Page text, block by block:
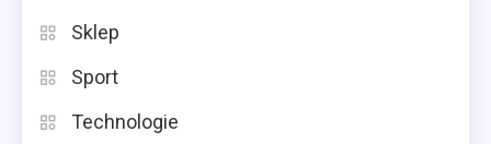
Sklep
Sport
Technologie